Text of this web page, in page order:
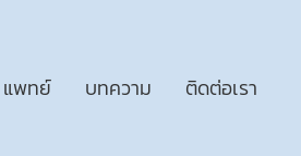
แพทย์ บทความ ติดต่อเรา